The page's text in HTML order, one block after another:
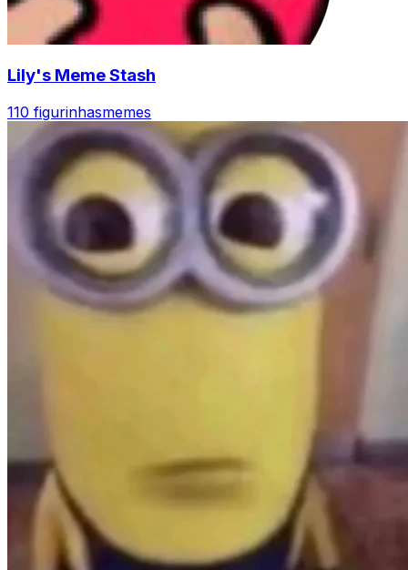
Lily's Meme Stash
110 figurinhasmemes